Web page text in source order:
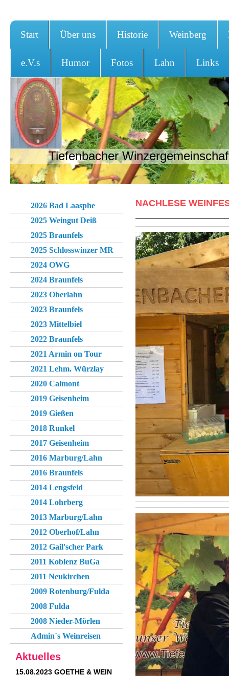
Start Über uns Historie Weinberg
e.V.s Humor Fotos Lahn Links
Tiefenbacher
2026 Bad Laasphe
2025 Weingut Deiß
2025 Braunfels
2025 Schlosswinzer MR
2024 OWG
2024 Braunfels
2023 Oberlahn
2023 Braunfels
2023 Mittelbiel
2022 Braunfels
2021 Armin on Tour
2021 Lehm. Würzlay
2020 Calmont
2019 Geisenheim
2019 Gießen
2018 Runkel
2017 Geisenheim
2016 Marburg/Lahn
2016 Braunfels
2014 Lengsfeld
2014 Lohrberg
2013 Marburg/Lahn
2012 Oberhof/Lahn
2012 Gail'scher Park
2011 Koblenz BuGa
2011 Neukirchen
2009 Rotenburg/Fulda
2008 Fulda
2008 Nieder-Mörlen
Admin´s Weinreisen
Aktuelles
15.08.2023 GOETHE & WEIN
NACHLESE